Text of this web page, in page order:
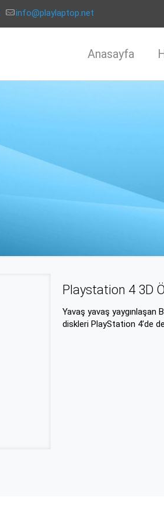
info@playlaptop.net
Anasayfa
Playstation 4 3D
Yavaş yavaş yaygınlaşan
diskleri PlayStation 4’de